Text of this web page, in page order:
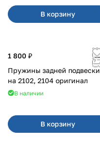
В корзину
1 800 ₽
Пружины задней подвески
на 2102, 2104 оригинал
В наличии
В корзину